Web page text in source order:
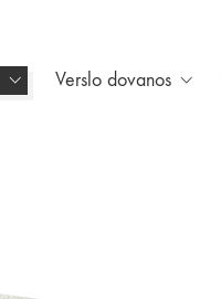
Verslo dovanos